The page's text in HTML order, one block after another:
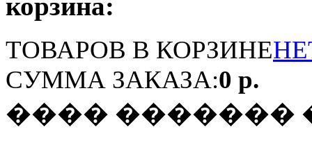
корзина:
ТОВАРОВ В КОРЗИНЕ
СУММА ЗАКАЗА:0 р.
���� �������